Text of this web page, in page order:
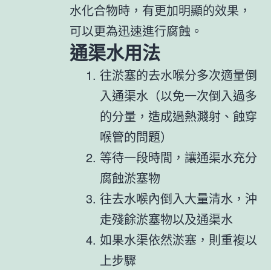
水化合物時，有更加明顯的效果，
可以更為迅速進行腐蝕。
通渠水用法
往淤塞的去水喉分多次適量倒
入通渠水（以免一次倒入過多
的分量，造成過熱濺射、蝕穿
喉管的問題）
等待一段時間，讓通渠水充分
腐蝕淤塞物
往去水喉內倒入大量清水，沖
走殘餘淤塞物以及通渠水
如果水渠依然淤塞，則重複以
上步驟